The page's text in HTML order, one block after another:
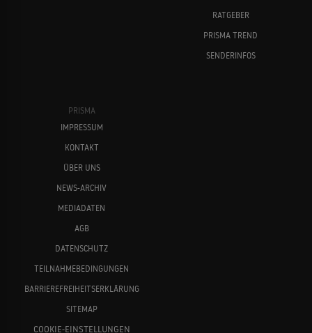
RATGEBER
PRISMA TREND
SENDERINFOS
PRISMA
IMPRESSUM
KONTAKT
ÜBER UNS
NEWS-ARCHIV
MEDIADATEN
AGB
DATENSCHUTZ
TEILNAHMEBEDINGUNGEN
BARRIEREFREIHEITSERKLÄRUNG
SITEMAP
COOKIE-EINSTELLUNGEN